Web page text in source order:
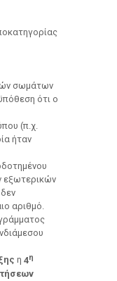
σωμάτων
ότι ο
(π.χ.
ήταν
εξωτερικών
αριθμό.
η 4η